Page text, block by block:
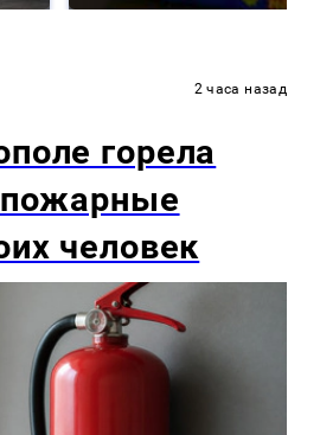
2 часа назад
горела
человек